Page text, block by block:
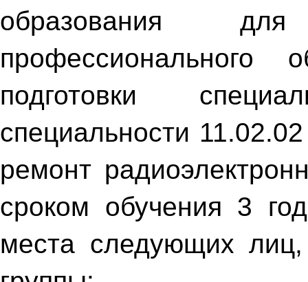
образования
профессионального
подготовки
специальности
ремонт
сроком обучения 3
места следующих